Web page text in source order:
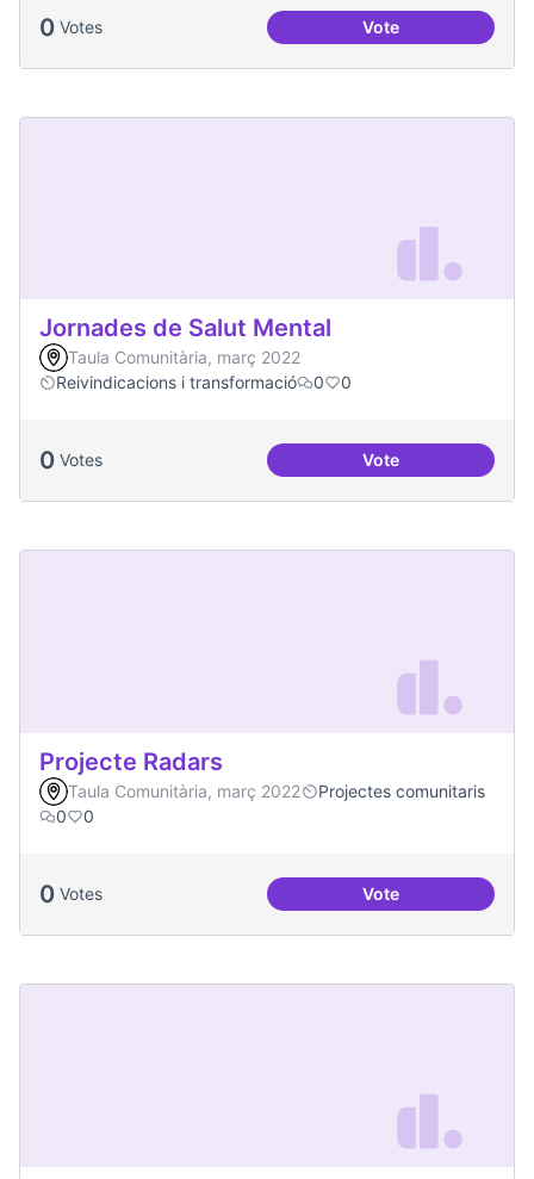
0 Votes VoteUna única Festa
Jornades de Salut Mental
Taula Comunitària, març 2022
Reivindicacions i transformació
0 0
0 Votes VoteJornades de Salut
Projecte Radars
Taula Comunitària, març 2022
Projectes comunitaris
0
0
0 Votes VoteProjecte Radars